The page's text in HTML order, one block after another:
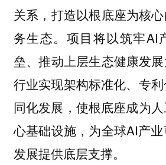
关系，打造以根底座为核
务生态。项目将以筑牢AI
垒、推动上层生态健康发
行业实现架构标准化、专
同化发展，使根底座成为
心基础设施，为全球AI产
发展提供底层支撑。